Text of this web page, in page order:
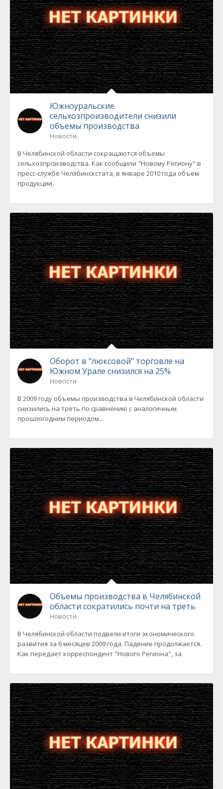
Южноуральские
сельхозпроизводители снизили
объемы производства
Новости
В Челябинской области сокращаются объемы
сельхозпроизводства. Как сообщили "Новому Региону" в
пресс-службе Челябинскстата, в январе 2010 года объем
продукции,
Оборот в "люксовой" торговле на
Южном Урале снизился на 25%
Новости
В 2009 году объемы производства в Челябинской области
снизились на треть по сравнению с аналогичным
прошлогодним периодом...
Объемы производства в Челябинской
области сократились почти на треть
Новости
В Челябинской области подвели итоги экономического
развития за 6 месяцев 2009 года. Падение продолжается.
Как передает корреспондент "Нового Региона", за